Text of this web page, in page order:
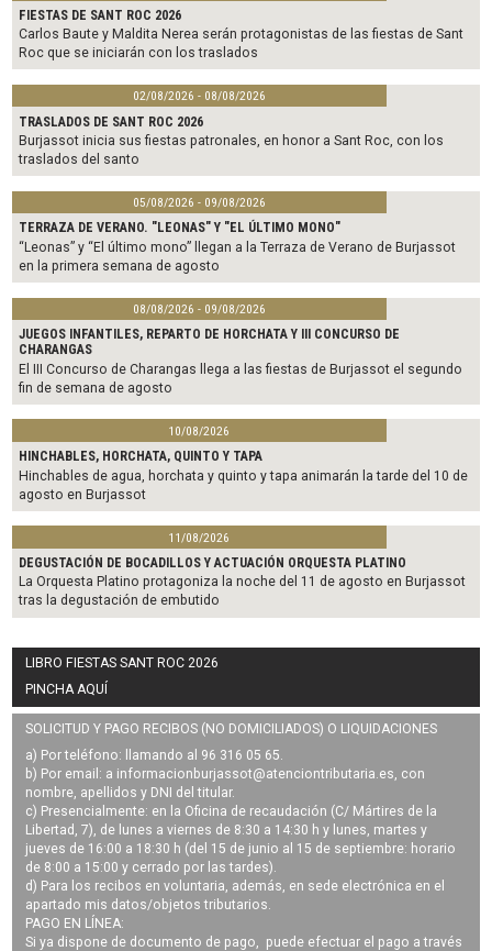
FIESTAS DE SANT ROC 2026
Carlos Baute y Maldita Nerea serán protagonistas de las fiestas de Sant
Roc que se iniciarán con los traslados
02/08/2026 - 08/08/2026
TRASLADOS DE SANT ROC 2026
Burjassot inicia sus fiestas patronales, en honor a Sant Roc, con los
traslados del santo
05/08/2026 - 09/08/2026
TERRAZA DE VERANO. "LEONAS" Y "EL ÚLTIMO MONO"
“Leonas” y “El último mono” llegan a la Terraza de Verano de Burjassot
en la primera semana de agosto
08/08/2026 - 09/08/2026
JUEGOS INFANTILES, REPARTO DE HORCHATA Y III CONCURSO DE
CHARANGAS
El III Concurso de Charangas llega a las fiestas de Burjassot el segundo
fin de semana de agosto
10/08/2026
HINCHABLES, HORCHATA, QUINTO Y TAPA
Hinchables de agua, horchata y quinto y tapa animarán la tarde del 10 de
agosto en Burjassot
11/08/2026
DEGUSTACIÓN DE BOCADILLOS Y ACTUACIÓN ORQUESTA PLATINO
La Orquesta Platino protagoniza la noche del 11 de agosto en Burjassot
tras la degustación de embutido
LIBRO FIESTAS SANT ROC 2026
PINCHA AQUÍ
SOLICITUD Y PAGO RECIBOS (NO DOMICILIADOS) O LIQUIDACIONES
a) Por teléfono: llamando al 96 316 05 65.
b) Por email: a informacionburjassot@atenciontributaria.es, con
nombre, apellidos y DNI del titular.
c) Presencialmente: en la Oficina de recaudación (C/ Mártires de la
Libertad, 7), de lunes a viernes de 8:30 a 14:30 h y lunes, martes y
jueves de 16:00 a 18:30 h (del 15 de junio al 15 de septiembre: horario
de 8:00 a 15:00 y cerrado por las tardes).
d) Para los recibos en voluntaria, además, en sede electrónica en el
apartado mis datos/objetos tributarios.
PAGO EN LÍNEA:
Si ya dispone de documento de pago, puede efectuar el pago a través